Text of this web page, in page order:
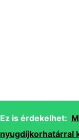
Ez is érdekelhet:
nyugdíjkorhatárral